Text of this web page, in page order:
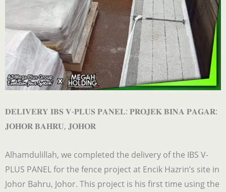
𝐃𝐄𝐋𝐈𝐕𝐄𝐑𝐘 𝐈𝐁𝐒 𝐕-𝐏𝐋𝐔𝐒 𝐏𝐀𝐍𝐄𝐋: 𝐏𝐑𝐎𝐉𝐄𝐊 𝐁𝐈𝐍𝐀 𝐏𝐀𝐆𝐀𝐑:
𝐉𝐎𝐇𝐎𝐑 𝐁𝐀𝐇𝐑𝐔, 𝐉𝐎𝐇𝐎𝐑
Alhamdulillah, we completed the delivery of the IBS V-
PLUS PANEL for the fence project at Encik Hazrin’s site in
Johor Bahru, Johor. This project is his first time using the